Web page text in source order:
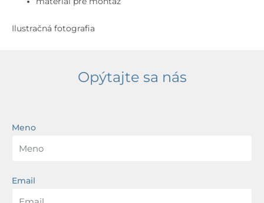
Ilustračná fotografia
Opýtajte sa nás
Meno
Email